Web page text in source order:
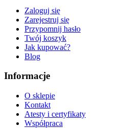
Zaloguj się
Zarejestruj się
Przypomnij hasło
Twój koszyk
Jak kupować?
Blog
Informacje
O sklepie
Kontakt
Atesty i certyfikaty
Współpraca